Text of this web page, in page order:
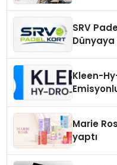
SRV
Dünyaya
Kleen-
Marie
yaptı